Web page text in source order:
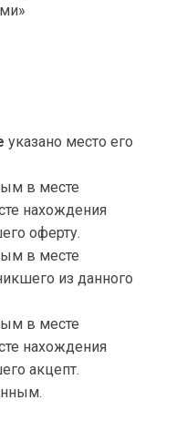
указано место его
в месте
нахождения
оферту.
в месте
из данного
в месте
нахождения
акцепт.